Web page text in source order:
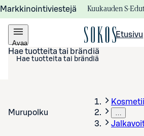
Markkinointiviestejä Kuukauden S-
Avaa
valikko
Etusivu
Hae tuotteita tai brändiä
Murupolku …